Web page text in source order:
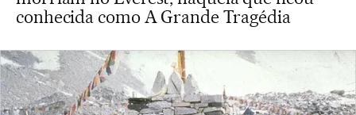
conhecida como A Grande Tragédia